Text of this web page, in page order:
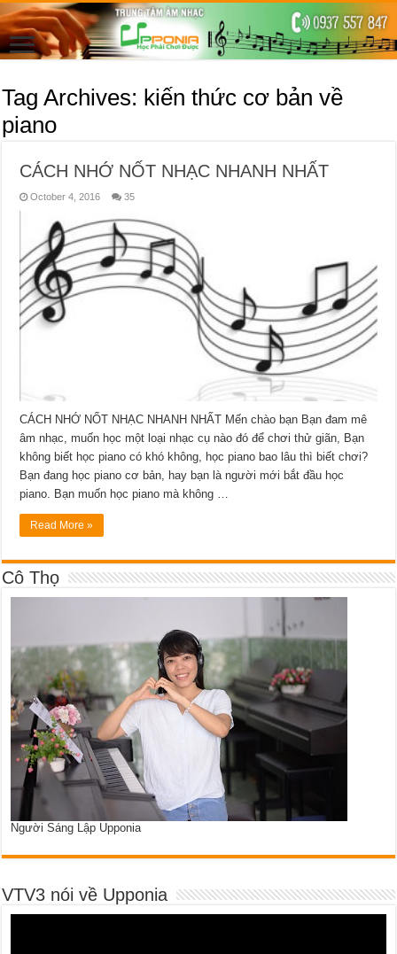
Tag Archives: kiến thức cơ bản về
piano
CÁCH NHỚ NỐT NHẠC NHANH NHẤT
October 4, 2016 35
CÁCH NHỚ NỐT NHẠC NHANH NHẤT Mến chào bạn Bạn đam mê
âm nhạc, muốn học một loại nhạc cụ nào đó để chơi thử giãn, Bạn
không biết học piano có khó không, học piano bao lâu thì biết chơi?
Bạn đang học piano cơ bản, hay bạn là người mới bắt đầu học
piano. Bạn muốn học piano mà không …
Read More »
Cô Thọ
Người Sáng Lập Upponia
VTV3 nói về Upponia